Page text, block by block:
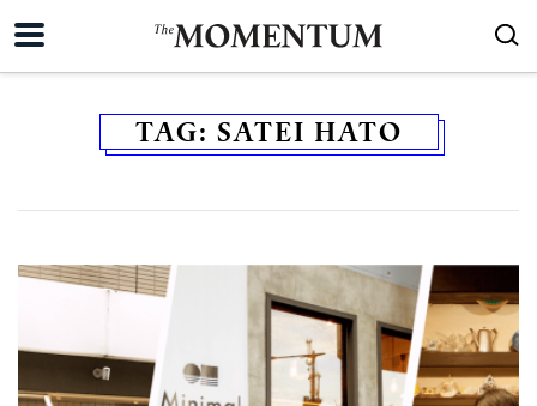
TAG: SATEI HATO